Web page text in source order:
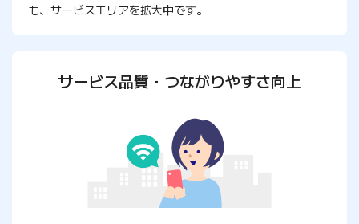
も、サービスエリアを拡大中です。
サービス品質・つながりやすさ向上